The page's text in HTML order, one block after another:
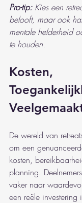
Pro-tip: Kies een
belooft, maar ook
mentale helderheid
te houden.
Kosten,
De wereld van
om een
kosten,
planning.
vaker naar
een reële